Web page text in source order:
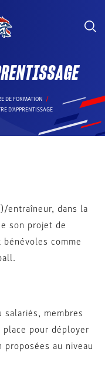
DE FORMATION
D'APPRENTISSAGE
entraîneur, dans la
son projet de
comme
salariés, membres
place pour déployer
au niveau